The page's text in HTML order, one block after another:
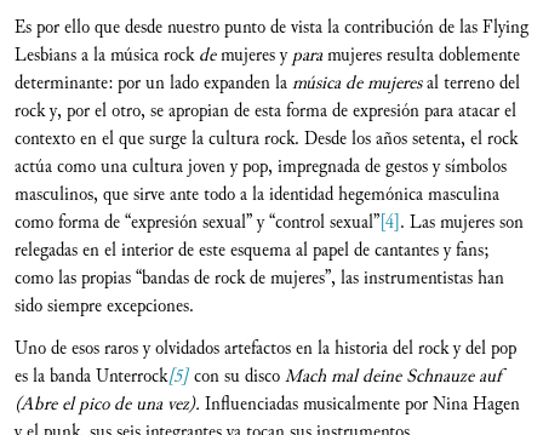
Es por ello que desde nuestro punto de vista la contribución de las Flying
Lesbians a la música rockdemujeres yparamujeres resulta doblemente
determinante: por un lado expanden lamúsica de mujeresal terreno del
rock y, por el otro, se apropian de esta forma de expresión para atacar el
contexto en el que surge la cultura rock. Desde los años setenta, el rock
actúa como una cultura joven y pop, impregnada de gestos y símbolos
masculinos, que sirve ante todo a la identidad hegemónica masculina
como forma de “expresión sexual” y “control sexual”[4]. Las mujeres son
relegadas en el interior de este esquema al papel de cantantes y fans;
como las propias “bandas de rock de mujeres”, las instrumentistas han
sido siempre excepciones.
Uno de esos raros y olvidados artefactos en la historia del rock y del pop
es la banda Unterrock[5]con su discoMach mal deine Schnauze auf
(Abre el pico de una vez). Influenciadas musicalmente por Nina Hagen